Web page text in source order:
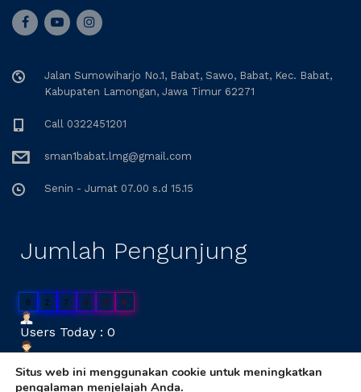
Jalan Sumowiharjo No.1, Babat, Sawo, Babat, Kec. Babat,
Kabupaten Lamongan, Jawa Timur 62271
Call 0322451201
sman1babat.lmg@gmail.com
Senin - Jumat 07.00 s.d 15.15
Jumlah Pengunjung
0 2 7 9 9 0
Users Today : 0
Situs web ini menggunakan cookie untuk meningkatkan
pengalaman menjelajah Anda.